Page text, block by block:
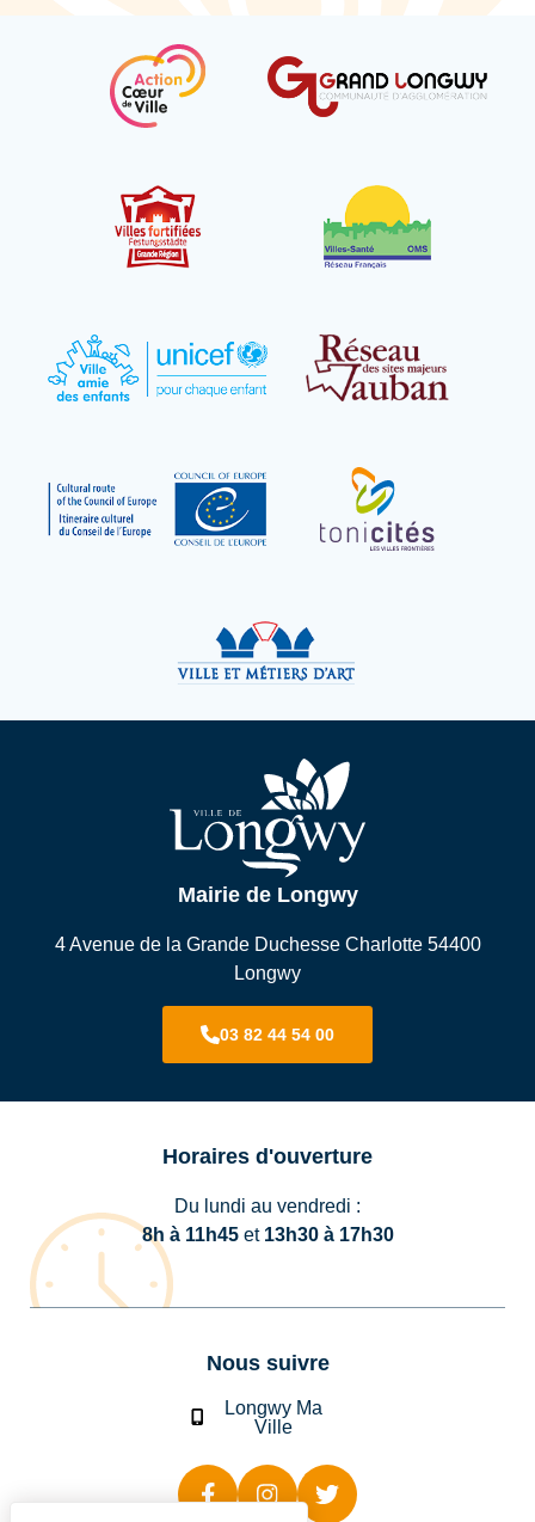
Mairie de Longwy
4 Avenue de la Grande Duchesse Charlotte 54400
Longwy
03 82 44 54 00
Horaires d'ouverture
Du lundi au vendredi :
8h à 11h45et 13h30 à 17h30
Nous suivre
Longwy Ma
Ville